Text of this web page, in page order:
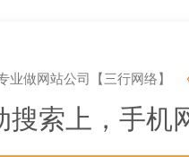
业做网站公司【三行网络】
搜索上，手机